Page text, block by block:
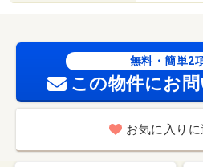
無料・簡単2
この物件にお
お気に入り